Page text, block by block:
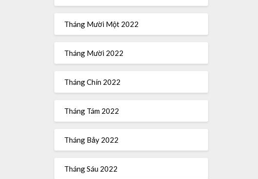
Tháng Mười Một 2022
Tháng Mười 2022
Tháng Chín 2022
Tháng Tám 2022
Tháng Bảy 2022
Tháng Sáu 2022